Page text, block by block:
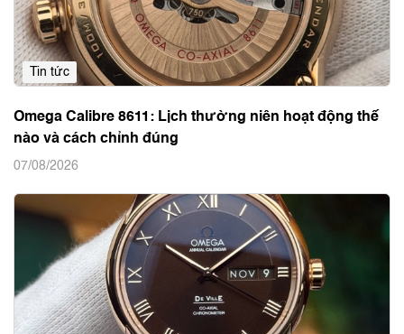
Tin tức
Omega Calibre 8611: Lịch thường niên hoạt động thế
nào và cách chỉnh đúng
07/08/2026